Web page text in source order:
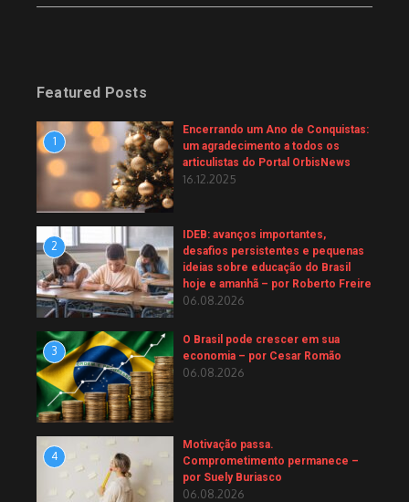
Featured Posts
1
Encerrando um Ano de Conquistas:
um agradecimento a todos os
articulistas do Portal OrbisNews
16.12.2025
2
IDEB: avanços importantes,
desafios persistentes e pequenas
ideias sobre educação do Brasil
hoje e amanhã – por Roberto Freire
06.08.2026
3
O Brasil pode crescer em sua
economia – por Cesar Romão
06.08.2026
4
Motivação passa.
Comprometimento permanece –
por Suely Buriasco
06.08.2026